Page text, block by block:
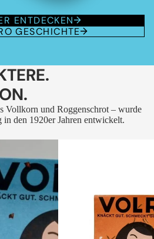
ENTDECKEN
GESCHICHTE
Vollkorn und Roggenschrot – wurde
in den 1920er Jahren entwickelt.
KÜMMEL